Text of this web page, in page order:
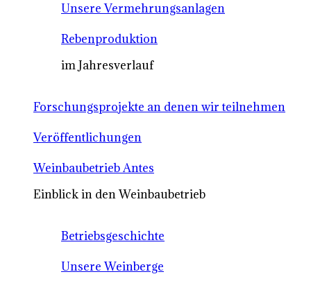
Unsere Vermehrungsanlagen
Rebenproduktion
im Jahresverlauf
Forschungsprojekte an denen wir teilnehmen
Veröffentlichungen
Weinbaubetrieb Antes
Einblick in den Weinbaubetrieb
Betriebsgeschichte
Unsere Weinberge